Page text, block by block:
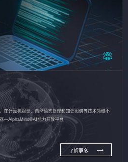
在计算机视觉、自然语言处理和知识图谱等技术领域不
—AlphaMind®AI能力开放平台
了解更多